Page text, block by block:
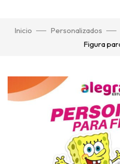
Inicio Personalizados
Figura